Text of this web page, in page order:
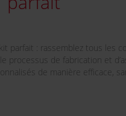
kit parfait : rassemblez tous les
processus de fabrication et
de manière efficace,